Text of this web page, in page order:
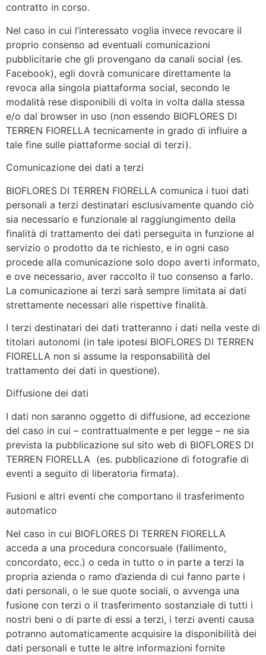
contratto in corso.
Nel caso in cui l’interessato voglia invece revocare il
proprio consenso ad eventuali comunicazioni
pubblicitarie che gli provengano da canali social (es.
Facebook), egli dovrà comunicare direttamente la
revoca alla singola piattaforma social, secondo le
modalità rese disponibili di volta in volta dalla stessa
e/o dal browser in uso (non essendo BIOFLORES DI
TERREN FIORELLA tecnicamente in grado di influire a
tale fine sulle piattaforme social di terzi).
Comunicazione dei dati a terzi
BIOFLORES DI TERREN FIORELLA comunica i tuoi dati
personali a terzi destinatari esclusivamente quando ciò
sia necessario e funzionale al raggiungimento della
finalità di trattamento dei dati perseguita in funzione al
servizio o prodotto da te richiesto, e in ogni caso
procede alla comunicazione solo dopo averti informato,
e ove necessario, aver raccolto il tuo consenso a farlo.
La comunicazione ai terzi sarà sempre limitata ai dati
strettamente necessari alle rispettive finalità.
I terzi destinatari dei dati tratteranno i dati nella veste di
titolari autonomi (in tale ipotesi BIOFLORES DI TERREN
FIORELLA non si assume la responsabilità del
trattamento dei dati in questione).
Diffusione dei dati
I dati non saranno oggetto di diffusione, ad eccezione
del caso in cui – contrattualmente e per legge – ne sia
prevista la pubblicazione sul sito web di BIOFLORES DI
TERREN FIORELLA (es. pubblicazione di fotografie di
eventi a seguito di liberatoria firmata).
Fusioni e altri eventi che comportano il trasferimento
automatico
Nel caso in cui BIOFLORES DI TERREN FIORELLA
acceda a una procedura concorsuale (fallimento,
concordato, ecc.) o ceda in tutto o in parte a terzi la
propria azienda o ramo d’azienda di cui fanno parte i
dati personali, o le sue quote sociali, o avvenga una
fusione con terzi o il trasferimento sostanziale di tutti i
nostri beni o di parte di essi a terzi, i terzi aventi causa
potranno automaticamente acquisire la disponibilità dei
dati personali e tutte le altre informazioni fornite